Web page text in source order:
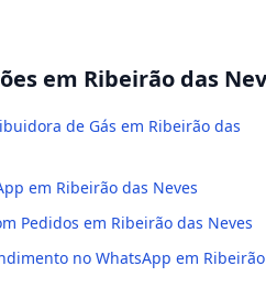
em Ribeirão das
de Gás em Ribeirão das
em Ribeirão das Neves
Pedidos em Ribeirão das Neves
no WhatsApp em Ribeirão